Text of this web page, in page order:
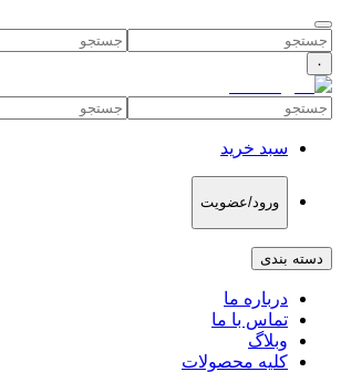
۰
سبد خرید
ورود/عضویت
دسته بندی
درباره ما
تماس با ما
وبلاگ
کلیه محصولات